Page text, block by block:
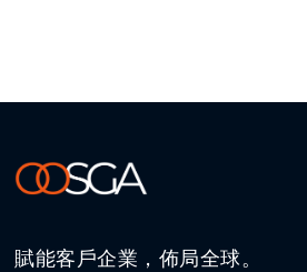
賦能客戶企業，佈局全球。